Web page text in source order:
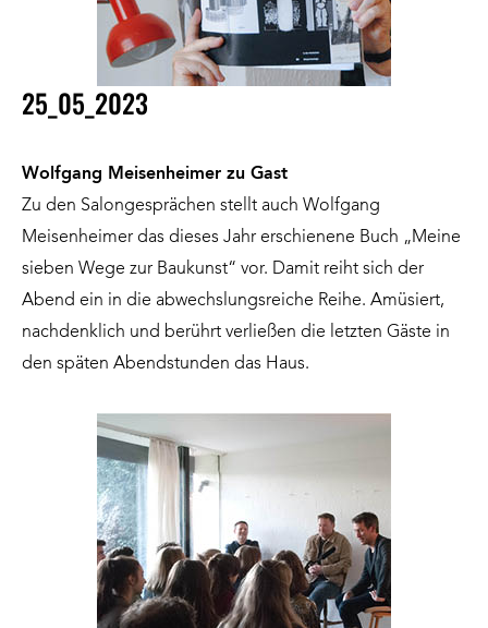
25_05_2023
Wolfgang Meisenheimer zu Gast
Zu den Salongesprächen stellt auch Wolfgang
Meisenheimer das dieses Jahr erschienene Buch „Meine
sieben Wege zur Baukunst“ vor. Damit reiht sich der
Abend ein in die abwechslungsreiche Reihe. Amüsiert,
nachdenklich und berührt verließen die letzten Gäste in
den späten Abendstunden das Haus.